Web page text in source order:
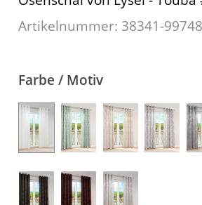
Kissen
Fensterbilder
Gardinenstange
Stoffe
Panneaux
Artikelnummer: 38341-99748
Farbe / Motiv